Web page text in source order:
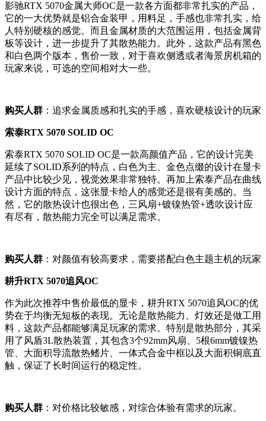
影驰RTX 5070金属大师OC是一款各方面都非常扎实的产品，
它的一大优势就是铝合金装甲，用料足，手感也非常扎实，给
人特别硬核的感觉。而且金属材质的大范围运用，包括金属背
板等设计，进一步提升了其散热能力。此外，这款产品有黑色
和白色两个版本，售价一致，对于喜欢侧透或者海景房机箱的
玩家来说，可选的空间相对大一些。
购买人群 ：追求金属质感和扎实的手感，喜欢硬核设计的玩家
索泰RTX 5070 SOLID OC
索泰RTX 5070 SOLID OC是一款高颜值产品，它的设计完美
延续了SOLID系列的特点，白色为主、金色点缀的设计在显卡
产品中比较少见，视觉效果非常独特。再加上索泰产品在曲线
设计方面的特点，这张显卡给人的感觉还是很有美感的。当
然，它的散热设计也很出色，三风扇+镀镍热管+透吹设计应
有尽有，散热能力完全可以满足需求。
购买人群 ：对颜值有较高要求，需要搭配白色主题主机的玩家
耕升RTX 5070追风OC
作为此次推荐中售价最低的显卡，耕升RTX 5070追风OC的优
势在于均衡无短板的表现。无论是散热能力、灯效还是做工用
料，这款产品都能够满足玩家的需求。特别是散热部分，其采
用了风盾3L散热装置，其包含3个92mm风扇、5根6mm镀镍热
管、大面积导流散热鳍片、一体式合金中框以及大面积铜底直
触，保证了长时间运行的稳定性。
购买人群 ：对价格比较敏感，对综合体验有需求的玩家。